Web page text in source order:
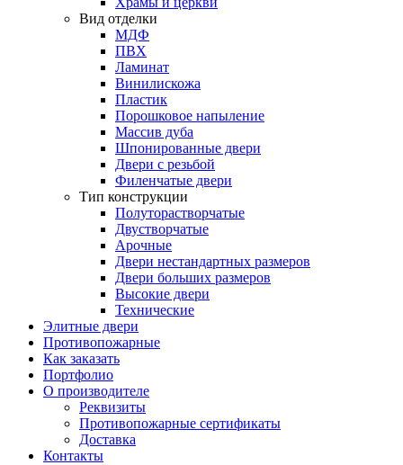
Вид отделки
МДФ
ПВХ
Ламинат
Винилискожа
Пластик
Порошковое напыление
Массив дуба
Шпонированные двери
Двери с резьбой
Филенчатые двери
Тип конструкции
Полуторастворчатые
Двустворчатые
Арочные
Двери нестандартных размеров
Двери больших размеров
Высокие двери
Технические
Элитные двери
Противопожарные
Как заказать
Портфолио
О производителе
Реквизиты
Противопожарные сертификаты
Доставка
Контакты